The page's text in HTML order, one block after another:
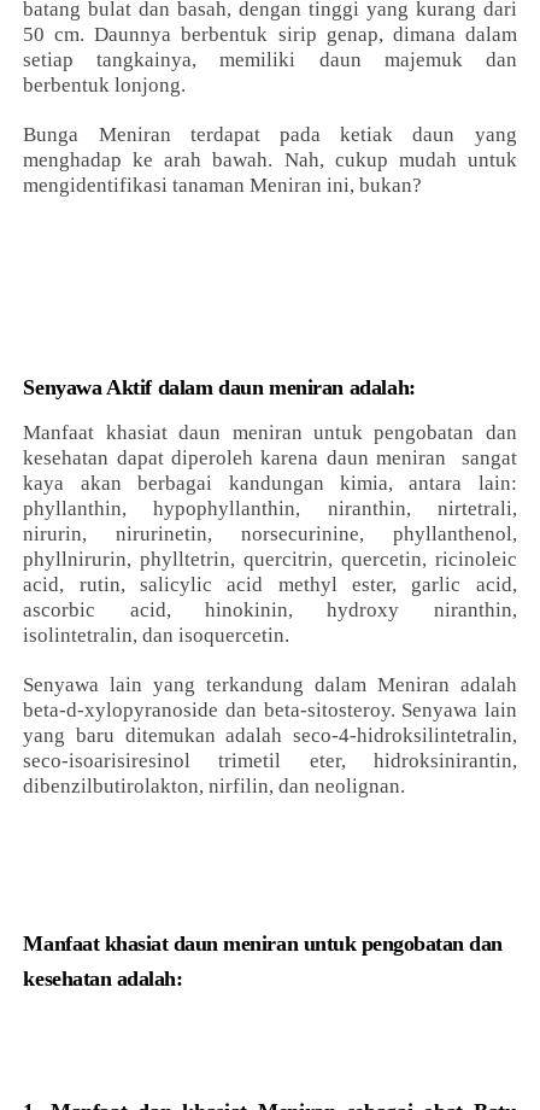
batang bulat dan basah, dengan tinggi yang kurang dari
50 cm. Daunnya berbentuk sirip genap, dimana dalam
setiap tangkainya, memiliki daun majemuk dan
berbentuk lonjong.
Bunga Meniran terdapat pada ketiak daun yang
menghadap ke arah bawah. Nah, cukup mudah untuk
mengidentifikasi tanaman Meniran ini, bukan?
Senyawa Aktif dalam daun meniran adalah:
Manfaat khasiat daun meniran untuk pengobatan dan
kesehatan dapat diperoleh karena daun meniran sangat
kaya akan berbagai kandungan kimia, antara lain:
phyllanthin, hypophyllanthin, niranthin, nirtetrali,
nirurin, nirurinetin, norsecurinine, phyllanthenol,
phyllnirurin, phylltetrin, quercitrin, quercetin, ricinoleic
acid, rutin, salicylic acid methyl ester, garlic acid,
ascorbic acid, hinokinin, hydroxy niranthin,
isolintetralin, dan isoquercetin.
Senyawa lain yang terkandung dalam Meniran adalah
beta-d-xylopyranoside dan beta-sitosteroy. Senyawa lain
yang baru ditemukan adalah seco-4-hidroksilintetralin,
seco-isoarisiresinol trimetil eter, hidroksinirantin,
dibenzilbutirolakton, nirfilin, dan neolignan.
Manfaat khasiat daun meniran untuk pengobatan dan
kesehatan adalah: